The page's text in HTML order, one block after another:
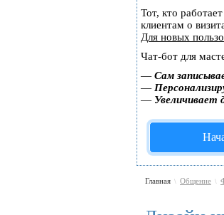
Тот, кто
клиентам о
Для новых
Чат-бот для
— Сам
—
— Увеличивает
Главная \ Общение \